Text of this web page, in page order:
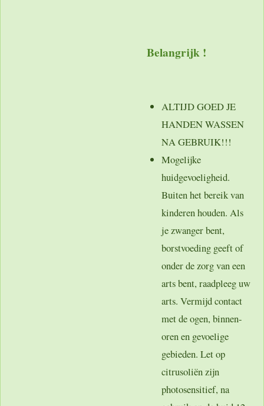
Belangrijk !
ALTIJD GOED JE
HANDEN WASSEN
NA GEBRUIK!!!
Mogelijke
huidgevoeligheid.
Buiten het bereik van
kinderen houden. Als
je zwanger bent,
borstvoeding geeft of
onder de zorg van een
arts bent, raadpleeg uw
arts. Vermijd contact
met de ogen, binnen-
oren en gevoelige
gebieden. Let op
citrusoliën zijn
photosensitief, na